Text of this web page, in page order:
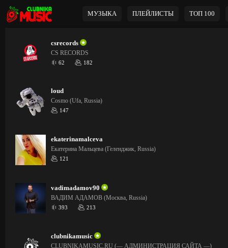
МУЗЫКА ПЛЕЙЛИСТЫ ТОП 100
csrecords
CS RECORDS
62 182
loud
Cosmo (Ufa, Russia)
147
ekaterinamalceva
Екатерина Мальцева (Геленджик, Russia)
121
vadimadamov90
ВАДИМ АДАМОВ (Москва, Russia)
393 213
clubnikamusic
CLUBNIKAMUSIC.RU (— АДМИНИСТРАЦИЯ САЙТА —)